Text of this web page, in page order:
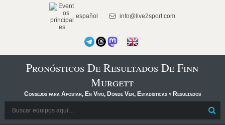
español info@live2sport.com
Pronósticos De Resultados De Finn
Murgett
Consejos para Apostar, En Vivo, Dónde Ver, Estadísticas y Resultados